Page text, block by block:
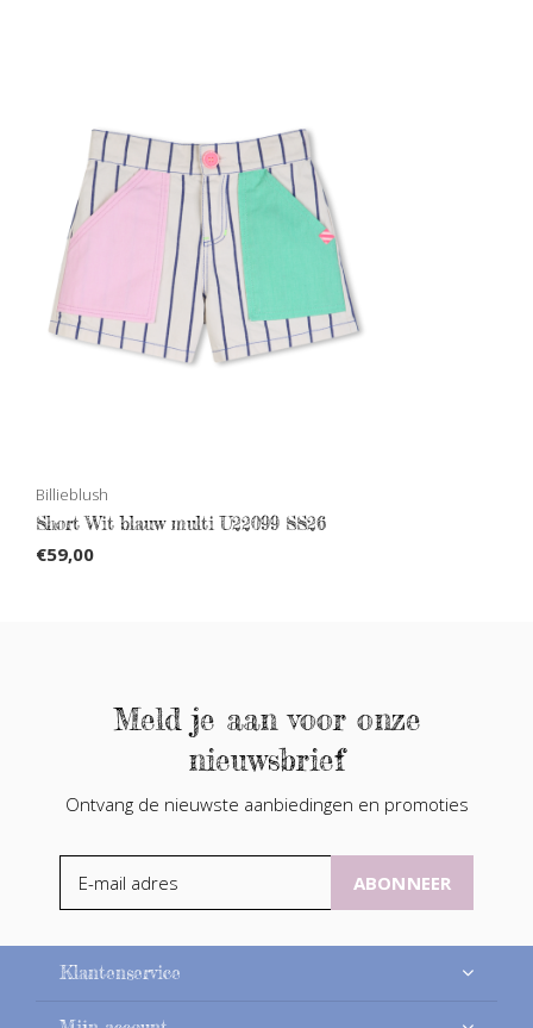
Billieblush
Short Wit blauw multi U22099 SS26
€59,00
Meld je aan voor onze
nieuwsbrief
Ontvang de nieuwste aanbiedingen en promoties
ABONNEER
Klantenservice